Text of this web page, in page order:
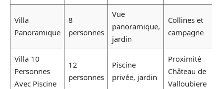
Villa
Panoramique
8
personnes
Vue
panoramique,
jardin
Collines et
campagne
Villa 10
Personnes
Avec Piscine
12
personnes
Piscine
privée, jardin
Proximité
Château de
Valloubiere